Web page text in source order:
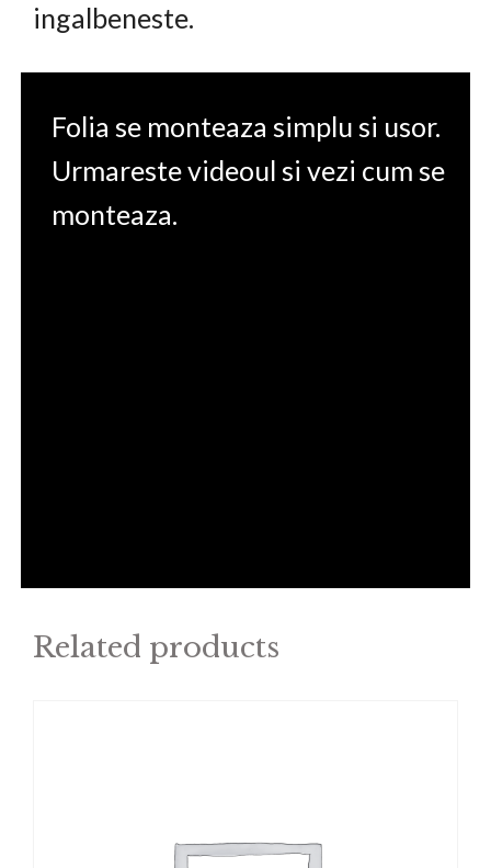
ingalbeneste.
Folia se monteaza simplu si usor.
Urmareste videoul si vezi cum se
monteaza.
Related products